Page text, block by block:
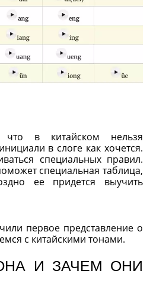
что в китайском нельзя
в слоге как хочется.
специальных правил.
специальная таблица,
ее придется выучить
первое представление о
с китайскими тонами.
И ЗАЧЕМ ОНИ